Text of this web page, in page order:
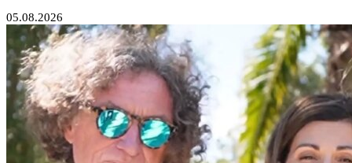
05.08.2026